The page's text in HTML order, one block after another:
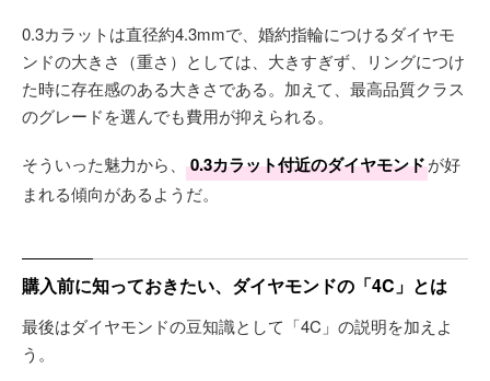
0.3カラットは直径約4.3mmで、婚約指輪につけるダイヤモ
ンドの大きさ（重さ）としては、大きすぎず、リングにつけ
た時に存在感のある大きさである。加えて、最高品質クラス
のグレードを選んでも費用が抑えられる。
そういった魅力から、 0.3カラット付近のダイヤモンドが好
まれる傾向があるようだ。
購入前に知っておきたい、ダイヤモンドの「4C」とは
最後はダイヤモンドの豆知識として「4C」の説明を加えよ
う。